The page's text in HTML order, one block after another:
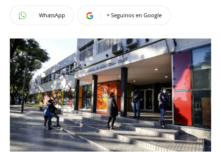
WhatsApp + Seguinos en Google